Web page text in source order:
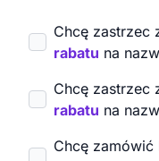
Chcę zastrzec
rabatu na
Chcę zastrzec
rabatu na
Chcę zamówić